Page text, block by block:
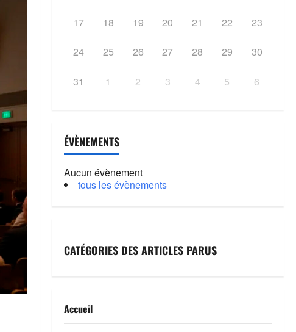
17 18 19 20 21 22 23
24 25 26 27 28 29 30
31 1 2 3 4 5 6
ÉVÈNEMENTS
Aucun évènement
tous les évènements
CATÉGORIES DES ARTICLES PARUS
Accueil